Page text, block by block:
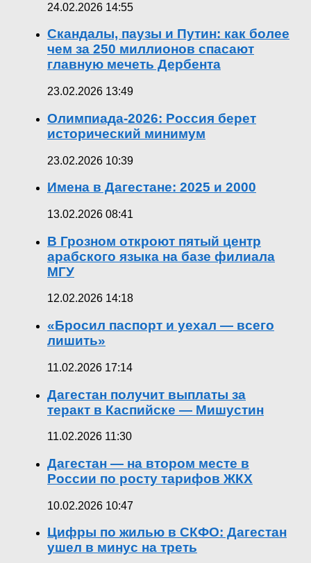
24.02.2026 14:55
Скандалы, паузы и Путин: как более
чем за 250 миллионов спасают
главную мечеть Дербента
23.02.2026 13:49
Олимпиада-2026: Россия берет
исторический минимум
23.02.2026 10:39
Имена в Дагестане: 2025 и 2000
13.02.2026 08:41
В Грозном откроют пятый центр
арабского языка на базе филиала
МГУ
12.02.2026 14:18
«Бросил паспорт и уехал — всего
лишить»
11.02.2026 17:14
Дагестан получит выплаты за
теракт в Каспийске — Мишустин
11.02.2026 11:30
Дагестан — на втором месте в
России по росту тарифов ЖКХ
10.02.2026 10:47
Цифры по жилью в СКФО: Дагестан
ушел в минус на треть